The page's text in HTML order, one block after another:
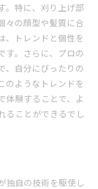
。特に、刈り上げ部
々の顔型や髪質に合
、トレンドと個性を
す。さらに、プロの
、自分にぴったりの
のようなトレンドを
体験することで、よ
ることができるでし
独自の技術を駆使し